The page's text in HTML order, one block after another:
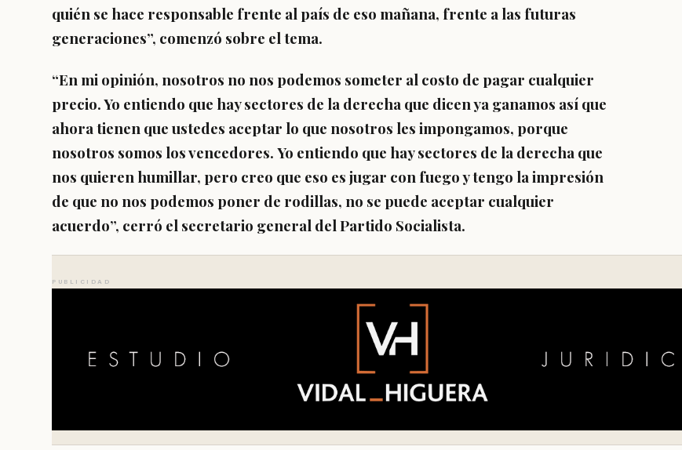
quién se hace responsable frente al país de eso mañana, frente a las futuras
generaciones”, comenzó sobre el tema.
“En mi opinión, nosotros no nos podemos someter al costo de pagar cualquier
precio. Yo entiendo que hay sectores de la derecha que dicen ya ganamos así que
ahora tienen que ustedes aceptar lo que nosotros les impongamos, porque
nosotros somos los vencedores. Yo entiendo que hay sectores de la derecha que
nos quieren humillar, pero creo que eso es jugar con fuego y tengo la impresión
de que no nos podemos poner de rodillas, no se puede aceptar cualquier
acuerdo”, cerró el secretario general del Partido Socialista.
PUBLICIDAD